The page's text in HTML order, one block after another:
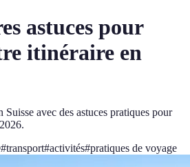
astuces pour
itinéraire en
avec des astuces pratiques pour
#transport#activités#pratiques de voyage